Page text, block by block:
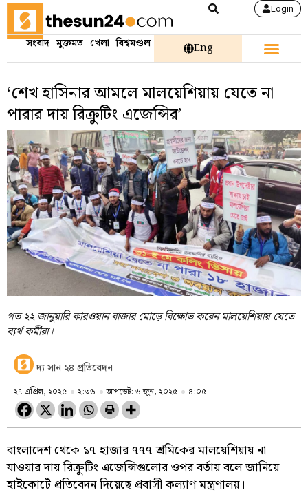
Login
সংবাদ মুক্তমত খেলা বিশ্বমণ্ডল Eng
‘শেখ হাসিনার আমলে মালয়েশিয়ায় যেতে না
পারার দায় রিক্রুটিং এজেন্সির’
গত ২২ জানুয়ারি কারওয়ান বাজার মোড়ে বিক্ষোভ করেন মালয়েশিয়ায় যেতে
ব্যর্থ কর্মীরা।
দ্য সান ২৪ প্রতিবেদন
২৭ এপ্রিল, ২০২৫ ২:৩৬ আপডেট: ৬ জুন, ২০২৫ ৪:০৫
বাংলাদেশ থেকে ১৭ হাজার ৭৭৭ শ্রমিকের মালয়েশিয়ায় না
যাওয়ার দায় রিক্রুটিং এজেন্সিগুলোর ওপর বর্তায় বলে জানিয়ে
হাইকোর্টে প্রতিবেদন দিয়েছে প্রবাসী কল্যাণ মন্ত্রণালয়।